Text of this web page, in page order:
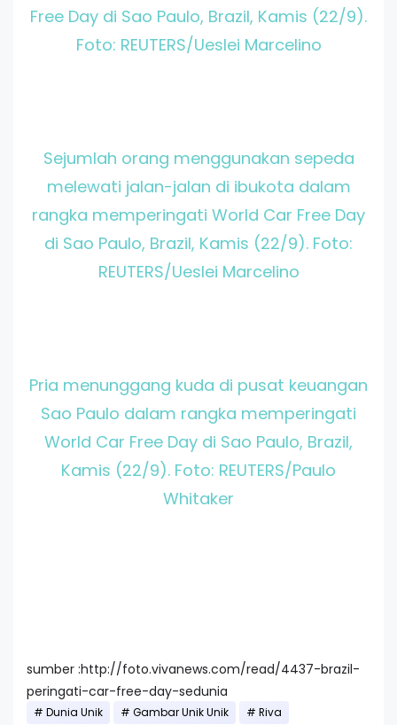
Free Day di Sao Paulo, Brazil, Kamis (22/9).
Foto: REUTERS/Ueslei Marcelino
Sejumlah orang menggunakan sepeda
melewati jalan-jalan di ibukota dalam
rangka memperingati World Car Free Day
di Sao Paulo, Brazil, Kamis (22/9). Foto:
REUTERS/Ueslei Marcelino
Pria menunggang kuda di pusat keuangan
Sao Paulo dalam rangka memperingati
World Car Free Day di Sao Paulo, Brazil,
Kamis (22/9). Foto: REUTERS/Paulo
Whitaker
sumber :http://foto.vivanews.com/read/4437-brazil-
peringati-car-free-day-sedunia
Dunia Unik Gambar Unik Unik Riva